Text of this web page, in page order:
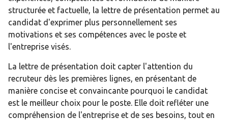
structurée et factuelle, la lettre de présentation permet au
candidat d'exprimer plus personnellement ses
motivations et ses compétences avec le poste et
l'entreprise visés.
La lettre de présentation doit capter l'attention du
recruteur dès les premières lignes, en présentant de
manière concise et convaincante pourquoi le candidat
est le meilleur choix pour le poste. Elle doit refléter une
compréhension de l'entreprise et de ses besoins, tout en